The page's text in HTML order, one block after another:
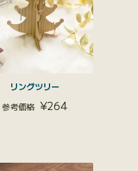
リングツリー
¥264